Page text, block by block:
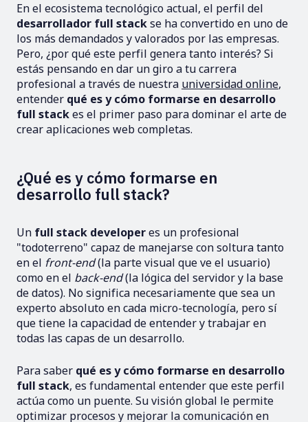
En el ecosistema tecnológico actual, el perfil del
desarrollador full stackse ha convertido en uno de
los más demandados y valorados por las empresas.
Pero, ¿por qué este perfil genera tanto interés? Si
estás pensando en dar un giro a tu carrera
profesional a través de nuestra universidad online,
entender qué es y cómo formarse en desarrollo
full stackes el primer paso para dominar el arte de
crear aplicaciones web completas.
¿Qué es y cómo formarse en
desarrollo full stack?
Un full stack developeres un profesional
"todoterreno" capaz de manejarse con soltura tanto
en el front-end(la parte visual que ve el usuario)
como en el back-end(la lógica del servidor y la base
de datos). No significa necesariamente que sea un
experto absoluto en cada micro-tecnología, pero sí
que tiene la capacidad de entender y trabajar en
todas las capas de un desarrollo.
Para saber qué es y cómo formarse en desarrollo
full stack, es fundamental entender que este perfil
actúa como un puente. Su visión global le permite
optimizar procesos y mejorar la comunicación en